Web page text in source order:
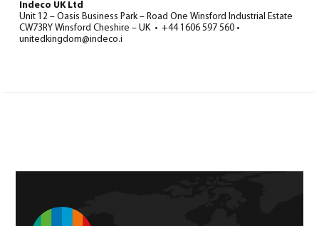
Indeco UK Ltd
Unit 12 – Oasis Business Park – Road One Winsford Industrial Estate
CW73RY Winsford Cheshire – UK • +44 1606 597 560 •
unitedkingdom@indeco.i